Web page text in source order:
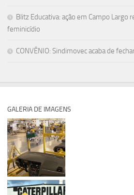
Blitz Educativa: ação em Campo Largo
feminicídio
CONVÊNIO: Sindimovec acaba de
GALERIA DE IMAGENS